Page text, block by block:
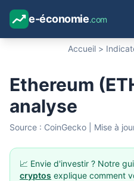
e-économie.com
Accueil >
Ethereum
analyse
Source : CoinGecko | Mise à
📈 Envie d'investir ? Notre
cryptos explique comment